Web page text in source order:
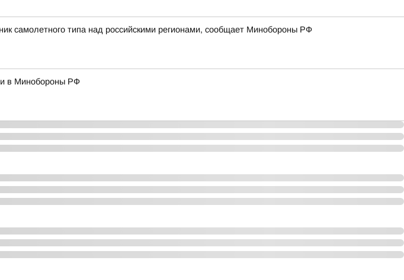
самолетного типа над российскими регионами, сообщает Минобороны РФ
в Минобороны РФ